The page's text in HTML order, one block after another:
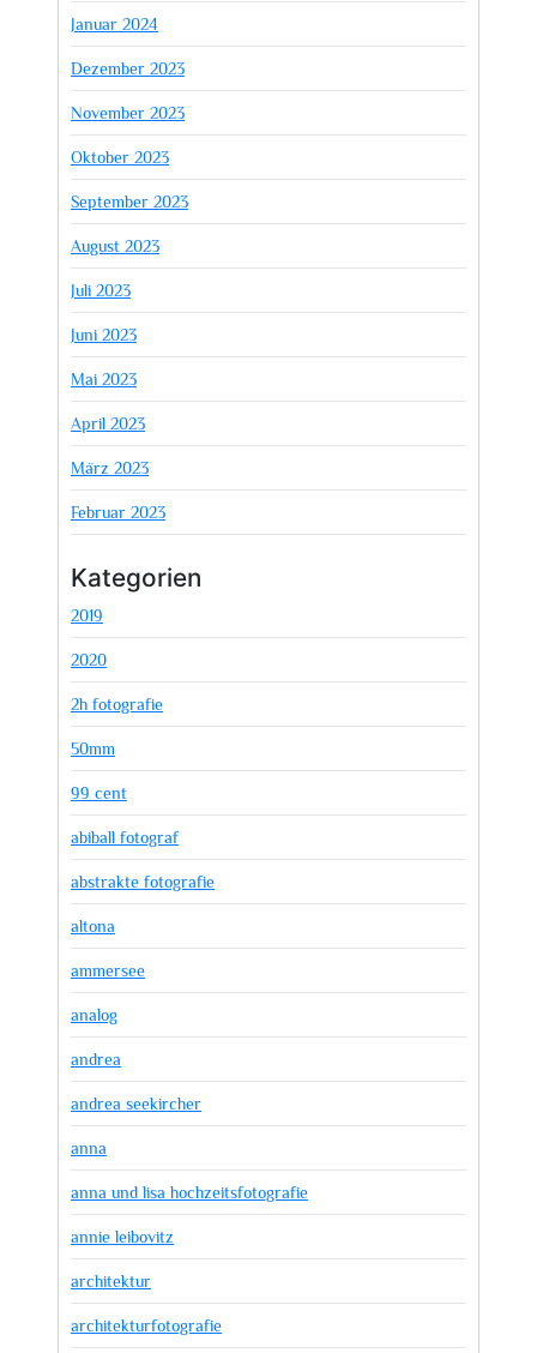
Januar 2024
Dezember 2023
November 2023
Oktober 2023
September 2023
August 2023
Juli 2023
Juni 2023
Mai 2023
April 2023
März 2023
Februar 2023
Kategorien
2019
2020
2h fotografie
50mm
99 cent
abiball fotograf
abstrakte fotografie
altona
ammersee
analog
andrea
andrea seekircher
anna
anna und lisa hochzeitsfotografie
annie leibovitz
architektur
architekturfotografie